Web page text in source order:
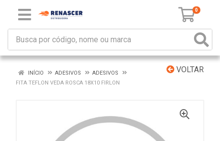
0
VOLTAR
INÍCIO ADESIVOS
ADESIVOS
FITA TEFLON VEDA ROSCA 18X10 FIRLON